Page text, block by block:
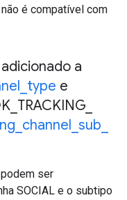
é compatível com
a
type e
TRACKING
channel sub
ser
SOCIAL e o subtipo